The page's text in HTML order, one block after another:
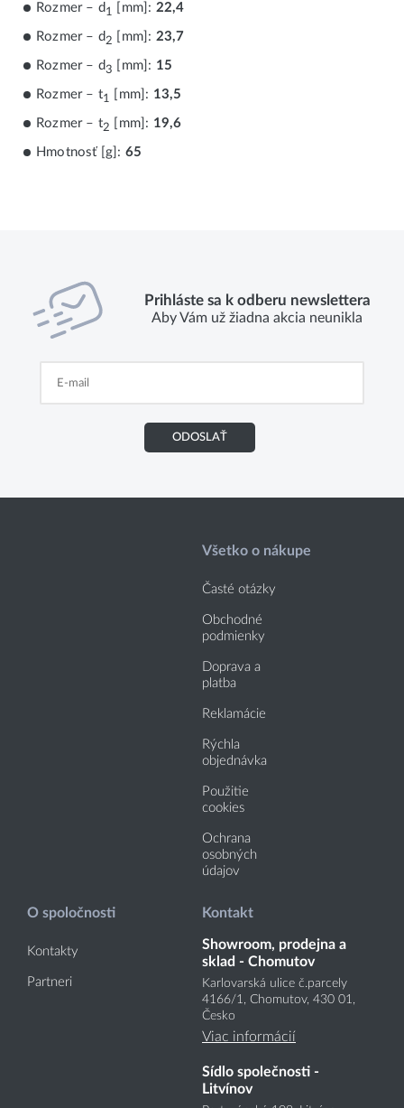
Rozmer – d1 [mm]: 22,4
Rozmer – d2 [mm]: 23,7
Rozmer – d3 [mm]: 15
Rozmer – t1 [mm]: 13,5
Rozmer – t2 [mm]: 19,6
Hmotnosť [g]: 65
Prihláste sa k odberu newslettera
Aby Vám už žiadna akcia neunikla
ODOSLAŤ
Všetko o nákupe
Časté otázky
Obchodné
podmienky
Doprava a
platba
Reklamácie
Rýchla
objednávka
Použitie
cookies
Ochrana
osobných
údajov
O spoločnosti
Kontakty
Partneri
Kontakt
Showroom, prodejna a
sklad - Chomutov
Karlovarská ulice č.parcely
4166/1, Chomutov, 430 01,
Česko
Viac informácií
Sídlo společnosti -
Litvínov